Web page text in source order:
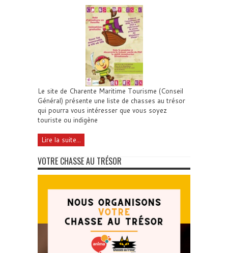
Le site de Charente Maritime Tourisme (Conseil
Général) présente une liste de chasses au trésor
qui pourra vous intéresser que vous soyez
touriste ou indigène
Lire la suite...
VOTRE CHASSE AU TRÉSOR